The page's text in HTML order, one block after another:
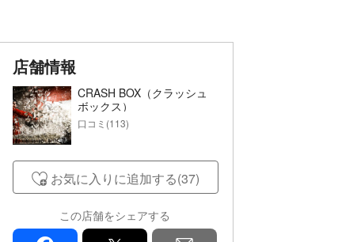
店舗情報
CRASH BOX（クラッシュ
ボックス）
口コミ(113)
お気に入りに追加する(37)
この店舗をシェアする